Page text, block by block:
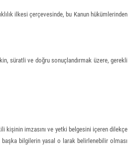
ilkesi çerçevesinde, bu Kanun hükümlerinden
süratli ve doğru sonuçlandırmak üzere, gerekli
kişinin imzasını ve yetki belgesini içeren dilekçe
başka bilgilerin yasal o larak belirlenebilir olması